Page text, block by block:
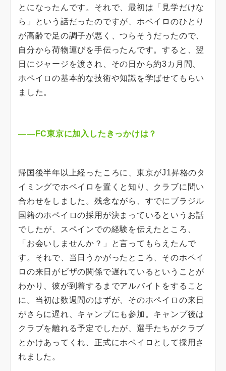
とになったんです。それで、最初は「見学だけな
ら」という話だったのですが、ホペイロのひとり
が高齢で足の調子が悪く、つらそうだったので、
自分から荷物運びを手伝ったんです。すると、翌
日にジャージを渡され、その日から約3カ月間、
ホペイロの基本的な技術や知識を学ばせてもらい
ました。
――FC東京に加入したきっかけは？
帰国後半年以上経ったころに、東京がJ1昇格のタ
イミングでホペイロを置くと知り、クラブに問い
合わせをしました。残念ながら、すでにブラジル
国籍のホペイロの採用が決まっているというお話
でしたが、スペインでの経験を伝えたところ、
「お会いしませんか？」と言ってもらえたんで
す。それで、当日うかがったところ、そのホペイ
ロの来日がビザの関係で遅れているということが
わかり、彼が到着するまでアルバイトをすること
に。当初は数週間のはずが、そのホペイロの来日
がさらに遅れ、キャンプにも参加。キャンプ後は
クラブを離れる予定でしたが、選手たちがクラブ
とかけあってくれ、正式にホペイロとして採用さ
れました。